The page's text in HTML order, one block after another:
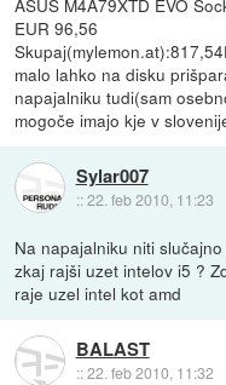
ASUS M4A79XTD EVO
EUR 96,56
malo lahko na disku
napajalniku tudi(sam
mogoče imajo kje v
Sylar007
::22. feb 2010, 11:23
Na napajalniku niti
zkaj rajši uzet intelov i5 ?
raje uzel intel kot amd
BALAST
::22. feb 2010, 11:32